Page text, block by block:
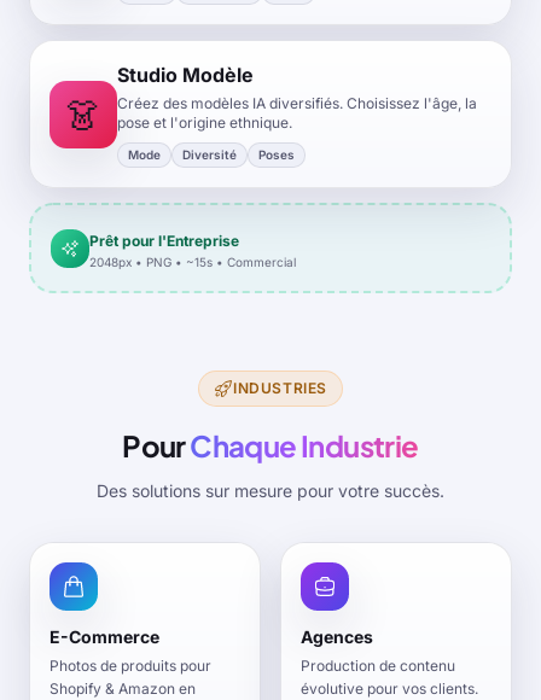
👗
Studio Modèle
Créez des modèles IA diversifiés. Choisissez l'âge, la
pose et l'origine ethnique.
Mode Diversité Poses
Prêt pour l'Entreprise
2048px • PNG • ~15s • Commercial
INDUSTRIES
PourChaque Industrie
Des solutions sur mesure pour votre succès.
E-Commerce
Photos de produits pour
Shopify & Amazon en
Agences
Production de contenu
évolutive pour vos clients.